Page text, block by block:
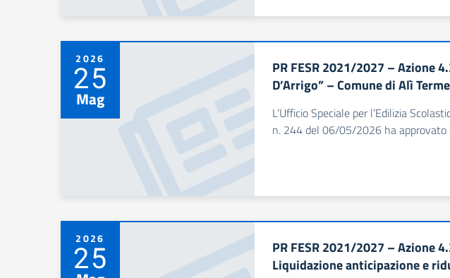
2026
25
Mag
PR FESR 2021/2027 – Azione
D’Arrigo” – Comune di Alì
L’Ufficio Speciale per l’Edilizia
n. 244 del 06/05/2026 ha approvato
2026
25
PR FESR 2021/2027 – Azione
Liquidazione anticipazione e